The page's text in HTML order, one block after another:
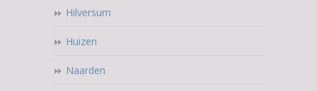
Hilversum
Huizen
Naarden